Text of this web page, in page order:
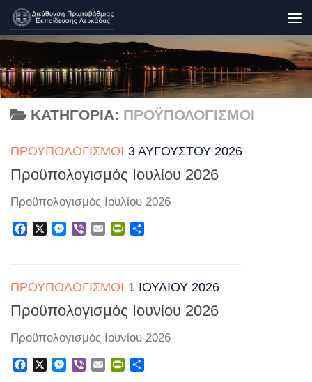
Skip to content
ΚΑΤΗΓΟΡΊΑ: ΠΡΟΫΠΟΛΟΓΙΣΜΟΊ
ΠΡΟΫΠΟΛΟΓΙΣΜΟΊ 3 ΑΥΓΟΎΣΤΟΥ 2026
Προϋπολογισμός Ιουλίου 2026
Προϋπολογισμός Ιουλίου 2026
FacebookMessenger
Viber EmailPrintFriendly
ΠΡΟΫΠΟΛΟΓΙΣΜΟΊ 1 ΙΟΥΛΊΟΥ 2026
Προϋπολογισμός Ιουνίου 2026
Προϋπολογισμός Ιουνίου 2026
FacebookMessenger
Viber EmailPrintFriendly